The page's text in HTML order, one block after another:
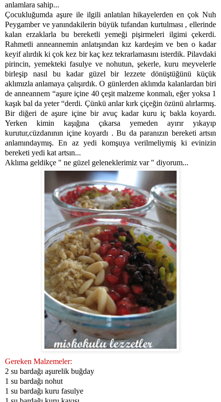
anlamlara sahip...
Çocukluğumda aşure ile ilgili anlatılan hikayelerden en çok Nuh
Peygamber ve yanındakilerin büyük tufandan kurtulması , ellerinde
kalan erzaklarla bu bereketli yemeği pişirmeleri ilgimi çekerdi.
Rahmetli anneannemin anlatışından kız kardeşim ve ben o kadar
keyif alırdık ki çok kez bir kaç kez tekrarlamasını isterdik. Pilavdaki
pirincin, yemekteki fasulye ve nohutun, şekerle, kuru meyvelerle
birleşip nasıl bu kadar güzel bir lezzete dönüştüğünü küçük
aklımızla anlamaya çalışırdık. O günlerden aklımda kalanlardan biri
de anneannem “aşure içine 40 çeşit malzeme konmalı, eğer yoksa 1
kaşık bal da yeter “derdi. Çünkü arılar kırk çiçeğin özünü alırlarmış.
Bir diğeri de aşure içine bir avuç kadar kuru iç bakla koyardı.
Yerken kimin kaşığına çıkarsa yemeden ayırır yıkayıp
kurutur,cüzdanının içine koyardı . Bu da paranızın bereketi artsın
anlamındaymış. En az yedi komşuya verilmeliymiş ki evinizin
bereketi yedi kat artsın...
Aklıma geldikçe " ne güzel geleneklerimiz var " diyorum...
Gereken Malzemeler:
2 su bardağı aşurelik buğday
1 su bardağı nohut
1 su bardağı kuru fasulye